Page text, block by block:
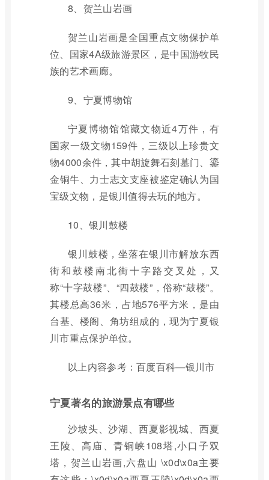
8、贺兰山岩画
贺兰山岩画是全国重点文物保护单
位、国家4A级旅游景区，是中国游牧民
族的艺术画廊。
9、宁夏博物馆
宁夏博物馆馆藏文物近4万件，有
国家一级文物159件，三级以上珍贵文
物4000余件，其中胡旋舞石刻墓门、鎏
金铜牛、力士志文支座被鉴定确认为国
宝级文物，是银川值得去玩的地方。
10、银川鼓楼
银川鼓楼，坐落在银川市解放东西
街和鼓楼南北街十字路交叉处，又
称“十字鼓楼”、“四鼓楼”，俗称“鼓楼”。
其楼总高36米，占地576平方米，是由
台基、楼阁、角坊组成的，现为宁夏银
川市重点保护单位。
以上内容参考：百度百科—银川市
宁夏著名的旅游景点有哪些
沙坡头、沙湖、西夏影视城、西夏
王陵、高庙、青铜峡108塔,小口子双
塔，贺兰山岩画,六盘山 \x0d\x0a主要